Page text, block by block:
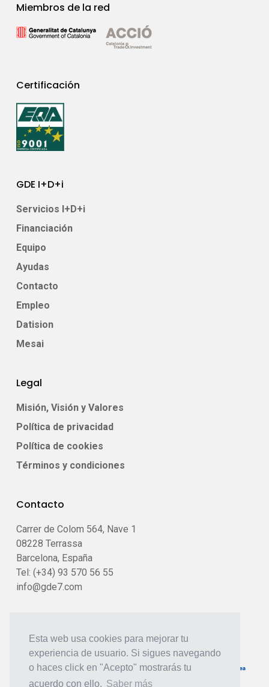
Esta web usa cookies para mejorar tu
experiencia de usuario. Si sigues navegando
o haces click en "Acepto" mostrarás tu
acuerdo con ello. Saber más
Miembros de la red
Certificación
GDE I+D+i
Servicios I+D+i
Financiación
Equipo
Ayudas
Contacto
Empleo
Datision
Mesai
Legal
Misión, Visión y Valores
Política de privacidad
Política de cookies
Términos y condiciones
Contacto
Carrer de Colom 564, Nave 1
08228 Terrassa
Barcelona, España
Tel: (+34) 93 570 56 55
info@gde7.com